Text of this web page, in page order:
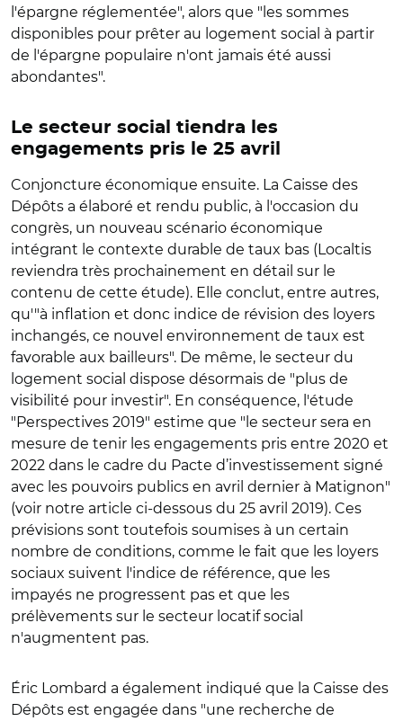
l'épargne réglementée", alors que "les sommes
disponibles pour prêter au logement social à partir
de l'épargne populaire n'ont jamais été aussi
abondantes".
Le secteur social tiendra les
engagements pris le 25 avril
Conjoncture économique ensuite. La Caisse des
Dépôts a élaboré et rendu public, à l'occasion du
congrès, un nouveau scénario économique
intégrant le contexte durable de taux bas (Localtis
reviendra très prochainement en détail sur le
contenu de cette étude). Elle conclut, entre autres,
qu'"à inflation et donc indice de révision des loyers
inchangés, ce nouvel environnement de taux est
favorable aux bailleurs". De même, le secteur du
logement social dispose désormais de "plus de
visibilité pour investir". En conséquence, l'étude
"Perspectives 2019" estime que "le secteur sera en
mesure de tenir les engagements pris entre 2020 et
2022 dans le cadre du Pacte d’investissement signé
avec les pouvoirs publics en avril dernier à Matignon"
(voir notre article ci-dessous du 25 avril 2019). Ces
prévisions sont toutefois soumises à un certain
nombre de conditions, comme le fait que les loyers
sociaux suivent l'indice de référence, que les
impayés ne progressent pas et que les
prélèvements sur le secteur locatif social
n'augmentent pas.
Éric Lombard a également indiqué que la Caisse des
Dépôts est engagée dans "une recherche de